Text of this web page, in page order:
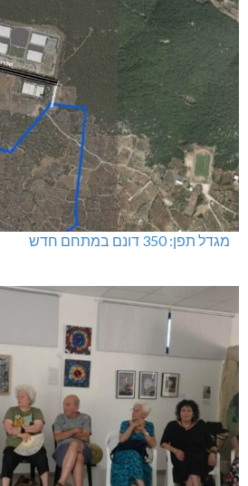
דו"צ בחוסר מקצועיות וזלזול
מגדל תפן: 350 דונם במתחם חדש